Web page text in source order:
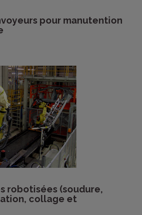
pour manutention
robotisées (soudure,
collage et